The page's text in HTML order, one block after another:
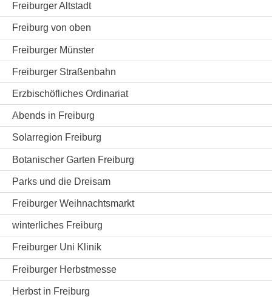
Freiburger Altstadt
Freiburg von oben
Freiburger Münster
Freiburger Straßenbahn
Erzbischöfliches Ordinariat
Abends in Freiburg
Solarregion Freiburg
Botanischer Garten Freiburg
Parks und die Dreisam
Freiburger Weihnachtsmarkt
winterliches Freiburg
Freiburger Uni Klinik
Freiburger Herbstmesse
Herbst in Freiburg